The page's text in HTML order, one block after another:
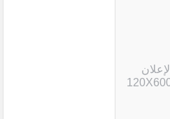
الإعلان